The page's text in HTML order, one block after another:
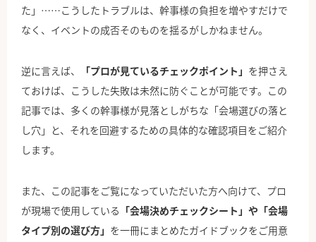
た」……こうしたトラブルは、幹事様の負担を増やすだけで
なく、イベントの成否そのものを揺るがしかねません。
逆に言えば、 「プロが見ているチェックポイント」 を押さえ
ておけば、こうした失敗は未然に防ぐことが可能です。この
記事では、多くの幹事様が見落としがちな「会場選びの落と
し穴」と、それを回避するための具体的な確認項目をご紹介
します。
また、この記事をご覧になっていただいた方へ向けて、プロ
が現場で使用している 「会場決めチェックシート」や「会場
タイプ別の選び方」 を一冊にまとめたガイドブックをご用意